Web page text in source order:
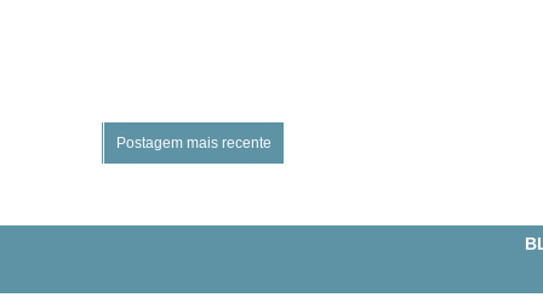
Postagem mais recente